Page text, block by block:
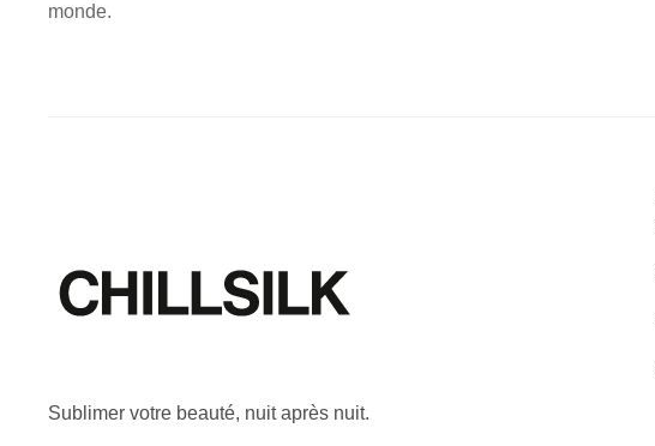
monde.
Sublimer votre beauté, nuit après nuit.